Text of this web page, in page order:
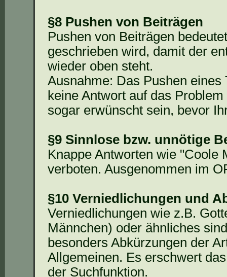
§8 Pushen von Beiträgen
Pushen von Beiträgen
geschrieben wird, damit der
wieder oben steht.
Ausnahme: Das Pushen
keine Antwort auf das
sogar erwünscht sein, bevor
§9 Sinnlose bzw. unnötige
Knappe Antworten wie "Coole
verboten. Ausgenommen im
§10 Verniedlichungen und
Verniedlichungen wie z.B.
Männchen) oder ähnliches
besonders Abkürzungen der
Allgemeinen. Es erschwert
der Suchfunktion.